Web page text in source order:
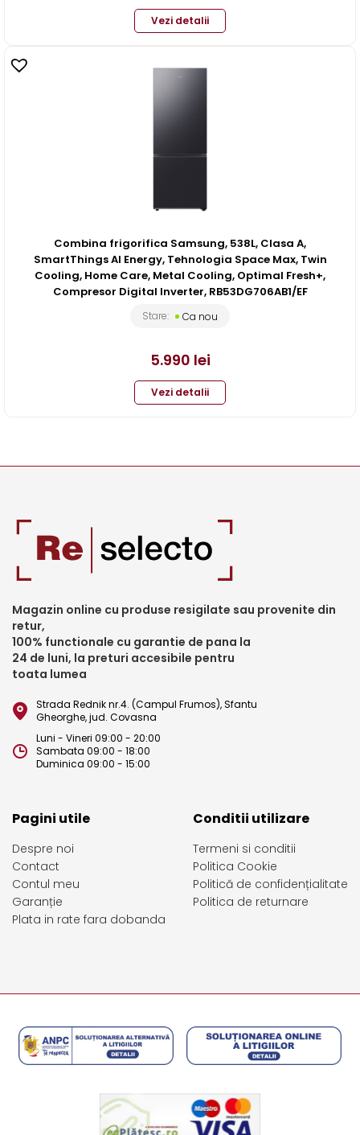
Vezi detalii
Combina frigorifica Samsung, 538L, Clasa A,
SmartThings AI Energy, Tehnologia Space Max, Twin
Cooling, Home Care, Metal Cooling, Optimal Fresh+,
Compresor Digital Inverter, RB53DG706AB1/EF
Stare: Ca nou
5.990 lei
Vezi detalii
Magazin online cu produse resigilate sau provenite din
retur,
100% functionale cu garantie de pana la
24 de luni, la preturi accesibile pentru
toata lumea
Strada Rednik nr.4. (Campul Frumos), Sfantu
Gheorghe, jud. Covasna
Luni - Vineri 09:00 - 20:00
Sambata 09:00 - 18:00
Duminica 09:00 - 15:00
Pagini utile
Despre noi
Contact
Contul meu
Garanție
Plata in rate fara dobanda
Conditii utilizare
Termeni si conditii
Politica Cookie
Politică de confidențialitate
Politica de returnare